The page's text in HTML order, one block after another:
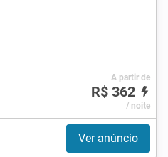
A partir de
R$ 362
/ noite
Ver anúncio